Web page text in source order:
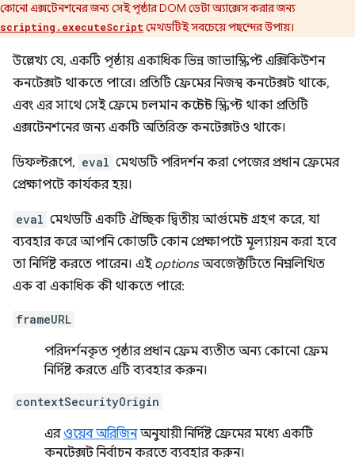
কোনো এক্সটেনশনের জন্য সেই পৃষ্ঠার DOM ডেটা অ্যাক্সেস করার জন্য
scripting.executeScript মেথডটিই সবচেয়ে পছন্দের উপায়।
উল্লেখ্য যে, একটি পৃষ্ঠায় একাধিক ভিন্ন জাভাস্ক্রিপ্ট এক্সিকিউশন
কনটেক্সট থাকতে পারে। প্রতিটি ফ্রেমের নিজস্ব কনটেক্সট থাকে,
এবং এর সাথে সেই ফ্রেমে চলমান কন্টেন্ট স্ক্রিপ্ট থাকা প্রতিটি
এক্সটেনশনের জন্য একটি অতিরিক্ত কনটেক্সটও থাকে।
ডিফল্টরূপে, eval মেথডটি পরিদর্শন করা পেজের প্রধান ফ্রেমের
প্রেক্ষাপটে কার্যকর হয়।
eval মেথডটি একটি ঐচ্ছিক দ্বিতীয় আর্গুমেন্ট গ্রহণ করে, যা
ব্যবহার করে আপনি কোডটি কোন প্রেক্ষাপটে মূল্যায়ন করা হবে
তা নির্দিষ্ট করতে পারেন। এই optionsঅবজেক্টটিতে নিম্নলিখিত
এক বা একাধিক কী থাকতে পারে:
frameURL
পরিদর্শনকৃত পৃষ্ঠার প্রধান ফ্রেম ব্যতীত অন্য কোনো ফ্রেম
নির্দিষ্ট করতে এটি ব্যবহার করুন।
contextSecurityOrigin
এরওয়েব অরিজিনঅনুযায়ী নির্দিষ্ট ফ্রেমের মধ্যে একটি
কনটেক্সট নির্বাচন করতে ব্যবহার করুন।